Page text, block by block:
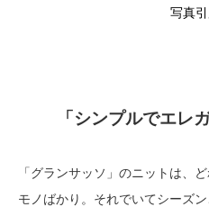
写真
「シンプルでエレ
「グランサッソ」のニットは、
モノばかり。それでいてシーズ